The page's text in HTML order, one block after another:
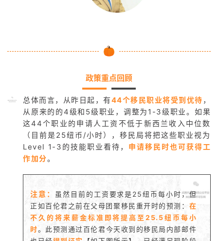
政策重点回顾
总体而言，从昨日起，有44个移民职业将受到优待 ，
从原来的的4级和5级职业，调整为1-3级职业。如果
这44个职业的申请人工资不低于新西兰收入中位数
（目前是25纽币/小时），移民局将把这些职业视为
Level 1-3的技能职业看待， 申请移民时也可获得工
作加分。
注意：
虽然目前的工资要求是25纽币每小时，但
正如百伦君之前在父母团聚移民重开时的预测： 在
不久的将来薪金标准即将提高至25.5纽币每小
时。 此预测通过百伦君今天收到的移民局内部邮件